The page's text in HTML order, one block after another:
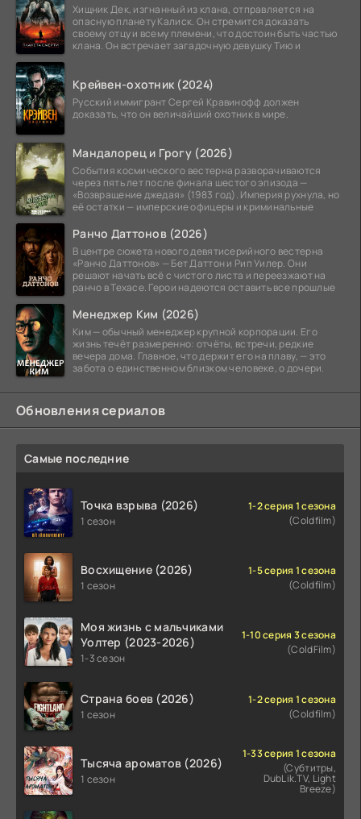
Хищник Дек, изгнанный из клана, отправляется на
опасную планету Калиск. Он стремится доказать
своему отцу и всему племени, что достоин быть частью
клана. Он встречает загадочную девушку Тию и
Крейвен-охотник (2024)
Русский иммигрант Сергей Кравинофф должен
доказать, что он величайший охотник в мире.
Мандалорец и Грогу (2026)
События космического вестерна разворачиваются
через пять лет после финала шестого эпизода —
«Возвращение джедая» (1983 год). Империя рухнула, но
её остатки — имперские офицеры и криминальные
Ранчо Даттонов (2026)
В центре сюжета нового девятисерийного вестерна
«Ранчо Даттонов» — Бет Даттон и Рип Уилер. Они
решают начать всё с чистого листа и переезжают на
ранчо в Техасе. Герои надеются оставить все прошлые
Менеджер Ким (2026)
Ким — обычный менеджер крупной корпорации. Его
жизнь течёт размеренно: отчёты, встречи, редкие
вечера дома. Главное, что держит его на плаву, — это
забота о единственном близком человеке, о дочери.
Обновления сериалов
Самые последние
Точка взрыва (2026)
1 сезон
1-2 серия 1 сезона
(Coldfilm)
Восхищение (2026)
1 сезон
1-5 серия 1 сезона
(Coldfilm)
Моя жизнь с мальчиками
Уолтер (2023-2026)
1-3 сезон
1-10 серия 3 сезона
(ColdFilm)
Страна боев (2026)
1 сезон
1-2 серия 1 сезона
(Coldfilm)
Тысяча ароматов (2026)
1 сезон
1-33 серия 1 сезона
(Субтитры,
DubLik.TV, Light
Breeze)